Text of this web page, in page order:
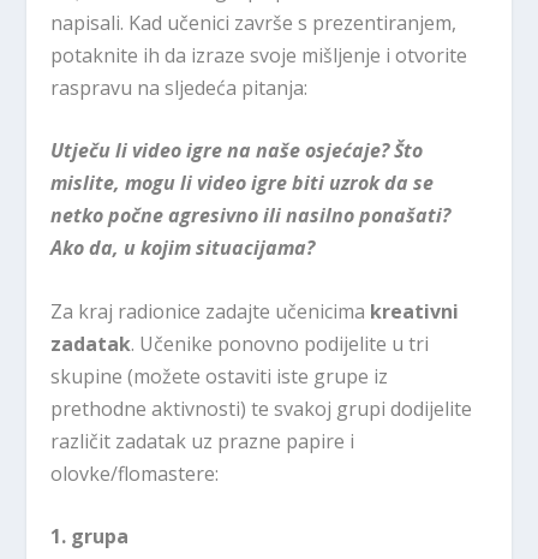
napisali. Kad učenici završe s prezentiranjem,
potaknite ih da izraze svoje mišljenje i otvorite
raspravu na sljedeća pitanja:
Utječu li video igre na naše osjećaje? Što
mislite, mogu li video igre biti uzrok da se
netko počne agresivno ili nasilno ponašati?
Ako da, u kojim situacijama?
Za kraj radionice zadajte učenicima kreativni
zadatak. Učenike ponovno podijelite u tri
skupine (možete ostaviti iste grupe iz
prethodne aktivnosti) te svakoj grupi dodijelite
različit zadatak uz prazne papire i
olovke/flomastere:
1. grupa